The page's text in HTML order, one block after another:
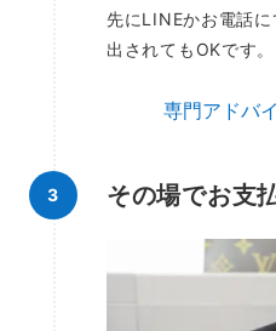
先にLINEかお電話
出されてもOKです。
専門アドバ
その場でお支